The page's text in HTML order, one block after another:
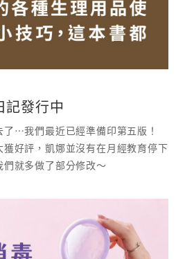
記發行中
⋯我們最近已經準備印第五版！
好評，凱娜並沒有在月經教育停下
就多做了部分修改～